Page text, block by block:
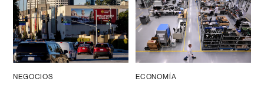
NEGOCIOS ECONOMÍA